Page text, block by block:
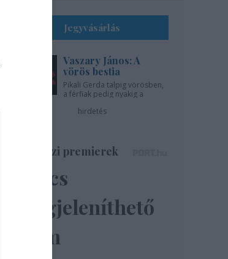
Jegyvásárlás
Vaszary János: A
vörös bestia
Pikali Gerda talpig vörösben,
a férfiak pedig nyakig a
hirdetés
Színházi premierek
Nincs
megjeleníthető
elem